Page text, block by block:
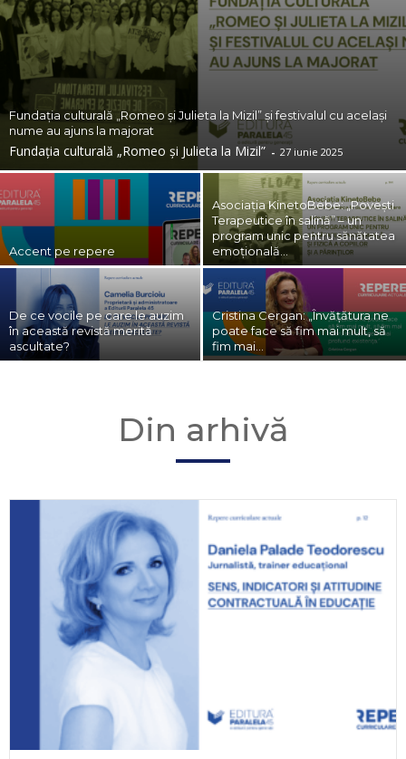
Fundația culturală „Romeo și Julieta la Mizil” și festivalul cu același
nume au ajuns la majorat
Fundația culturală „Romeo și Julieta la Mizil” - 27 iunie 2025
Accent pe repere
Asociația KinetoBebe: „Povești
Terapeutice în salină” – un
program unic pentru sănătatea
emoțională...
De ce vocile pe care le auzim
în această revistă merită
ascultate?
Cristina Cergan: „Învățătura ne
poate face să fim mai mult, să
fim mai...
Din arhivă